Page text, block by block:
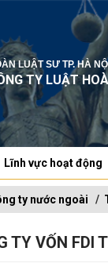
LUẬT SƯ TP. HÀ NỘI
TY LUẬT
Lĩnh vực hoạt động
ty nước ngoài
TY VỐN FDI